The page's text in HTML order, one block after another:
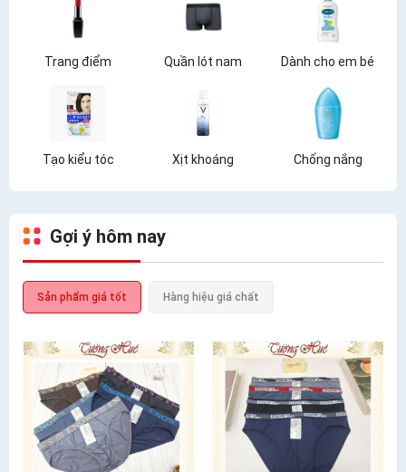
Trang điểm Quần lót nam Dành cho em bé
Tạo kiểu tóc Xịt khoáng Chống nắng
Gợi ý hôm nay
Sản phẩm giá tốt Hàng hiệu giá chất